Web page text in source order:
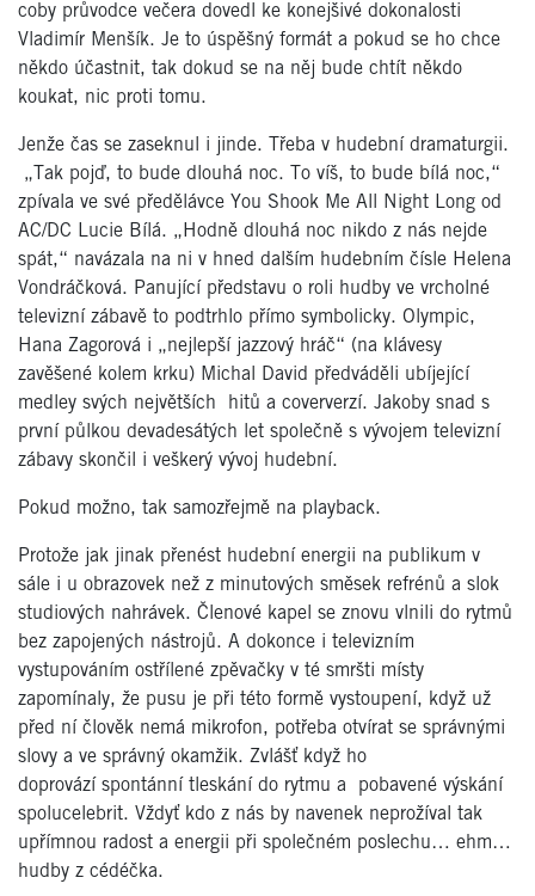
coby průvodce večera dovedl ke konejšivé dokonalosti
Vladimír Menšík. Je to úspěšný formát a pokud se ho chce
někdo účastnit, tak dokud se na něj bude chtít někdo
koukat, nic proti tomu.
Jenže čas se zaseknul i jinde. Třeba v hudební dramaturgii.
„Tak pojď, to bude dlouhá noc. To víš, to bude bílá noc,“
zpívala ve své předělávce You Shook Me All Night Long od
AC/DC Lucie Bílá. „Hodně dlouhá noc nikdo z nás nejde
spát,“ navázala na ni v hned dalším hudebním čísle Helena
Vondráčková. Panující představu o roli hudby ve vrcholné
televizní zábavě to podtrhlo přímo symbolicky. Olympic,
Hana Zagorová i „nejlepší jazzový hráč“ (na klávesy
zavěšené kolem krku) Michal David předváděli ubíjející
medley svých největších hitů a coververzí. Jakoby snad s
první půlkou devadesátých let společně s vývojem televizní
zábavy skončil i veškerý vývoj hudební.
Pokud možno, tak samozřejmě na playback.
Protože jak jinak přenést hudební energii na publikum v
sále i u obrazovek než z minutových směsek refrénů a slok
studiových nahrávek. Členové kapel se znovu vlnili do rytmů
bez zapojených nástrojů. A dokonce i televizním
vystupováním ostřílené zpěvačky v té smršti místy
zapomínaly, že pusu je při této formě vystoupení, když už
před ní člověk nemá mikrofon, potřeba otvírat se správnými
slovy a ve správný okamžik. Zvlášť když ho
doprovází spontánní tleskání do rytmu a pobavené výskání
spolucelebrit. Vždyť kdo z nás by navenek neprožíval tak
upřímnou radost a energii při společném poslechu… ehm…
hudby z cédéčka.